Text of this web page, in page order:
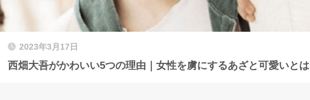
2023年3月17日
西畑大吾がかわいい5つの理由｜女性を虜にするあざと可愛いとは